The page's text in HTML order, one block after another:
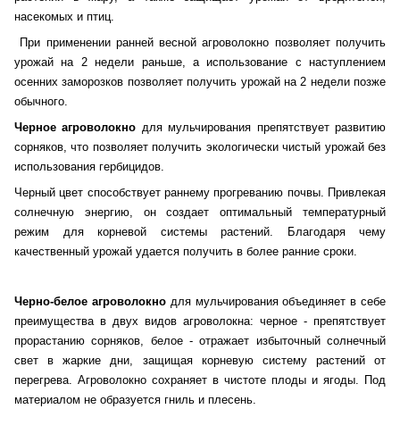
насекомых и птиц.
При применении ранней весной агроволокно позволяет получить
урожай на 2 недели раньше, а использование с наступлением
осенних заморозков позволяет получить урожай на 2 недели позже
обычного.
Черное агроволокно для мульчирования препятствует развитию
сорняков, что позволяет получить экологически чистый урожай без
использования гербицидов.
Черный цвет способствует раннему прогреванию почвы. Привлекая
солнечную энергию, он создает оптимальный температурный
режим для корневой системы растений. Благодаря чему
качественный урожай удается получить в более ранние сроки.
Черно-белое агроволокнодля мульчирования объединяет в себе
преимущества в двух видов агроволокна: черное - препятствует
прорастанию сорняков, белое - отражает избыточный солнечный
свет в жаркие дни, защищая корневую систему растений от
перегрева. Агроволокно сохраняет в чистоте плоды и ягоды. Под
материалом не образуется гниль и плесень.